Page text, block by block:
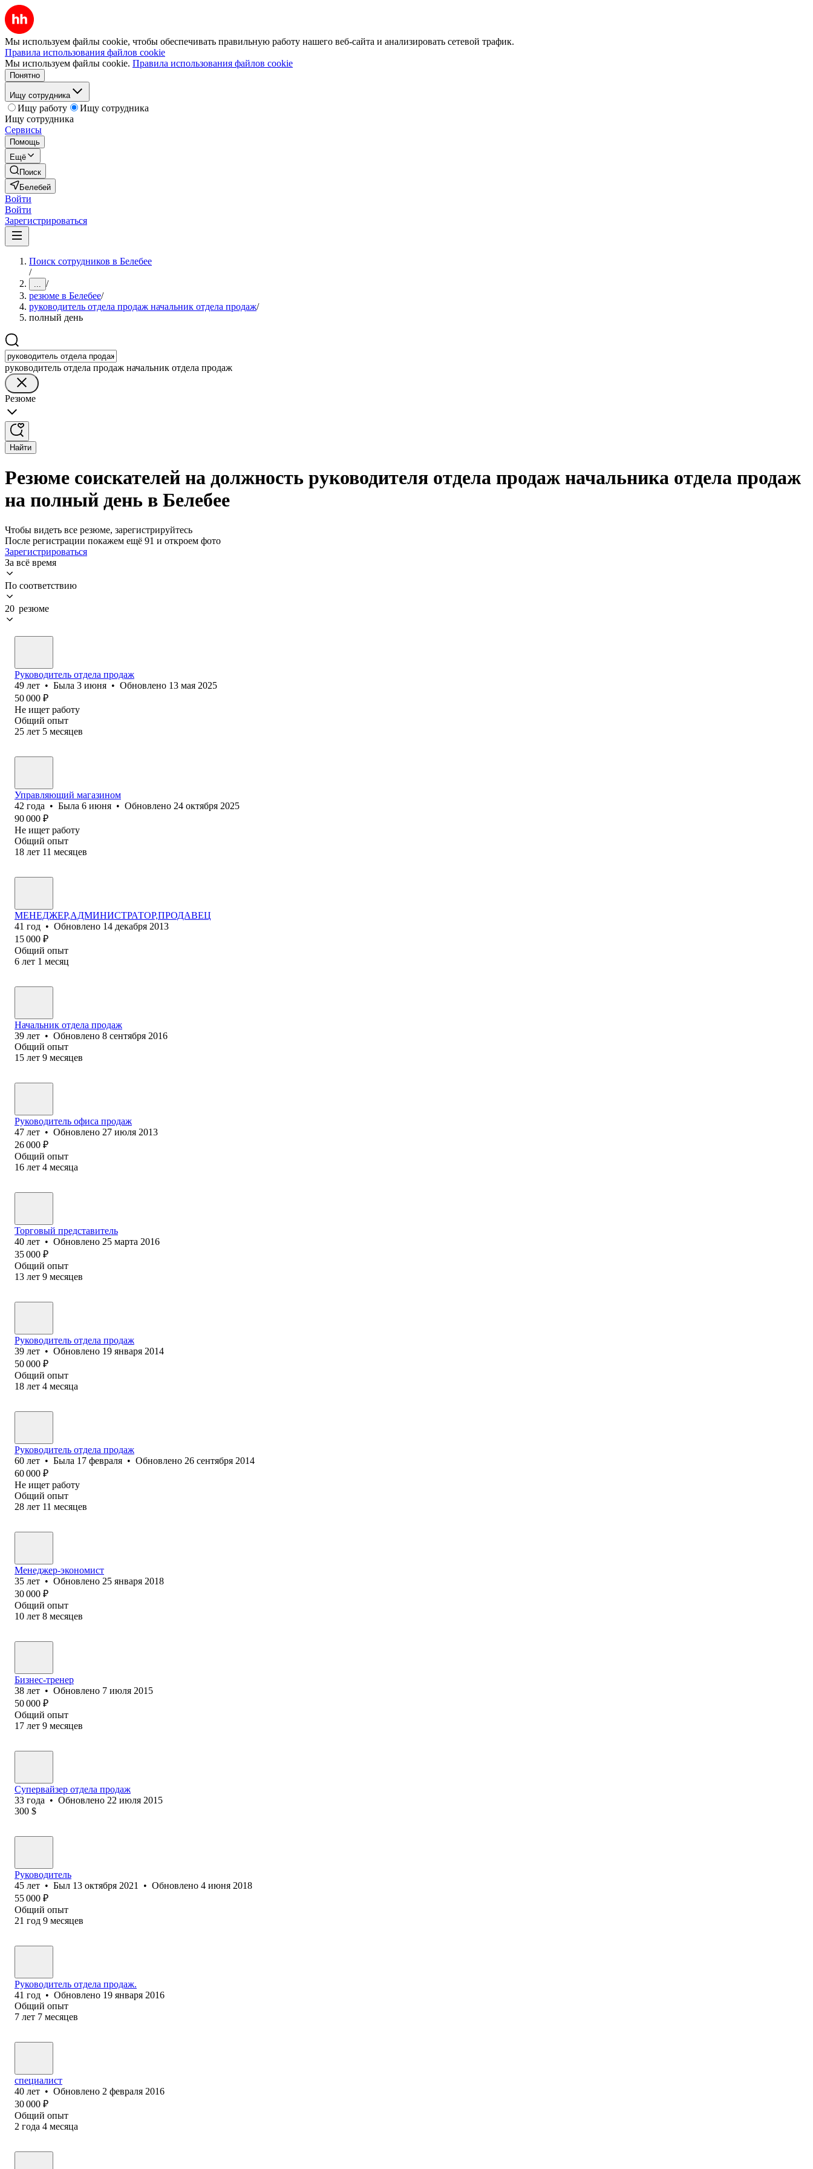
Мы используем файлы cookie, чтобы обеспечивать правильную работу нашего веб-сайта и анализировать сетевой трафик.
Правила использования файлов cookie
Мы используем файлы cookie. Правила использования файлов cookie
Понятно
Ищу сотрудника
Ищу работу
Ищу сотрудника
Ищу сотрудника
Сервисы
Помощь
Ещё
Поиск
Белебей
Войти
Войти
Зарегистрироваться
Поиск сотрудников в Белебее
/
... /
резюме в Белебее/
руководитель отдела продаж начальник отдела продаж/
полный день
руководитель отдела продаж начальник отдела продаж
Резюме
Найти
Резюме соискателей на должность руководителя отдела продаж начальника отдела продаж
на полный день в Белебее
Чтобы видеть все резюме, зарегистрируйтесь
После регистрации покажем ещё 91 и откроем фото
Зарегистрироваться
За всё время
По соответствию
20 резюме
Руководитель отдела продаж
49 лет • Была 3 июня • Обновлено 13 мая 2025
50 000 ₽
Не ищет работу
Общий опыт
25 лет 5 месяцев
Управляющий магазином
42 года • Была 6 июня • Обновлено 24 октября 2025
90 000 ₽
Не ищет работу
Общий опыт
18 лет 11 месяцев
МЕНЕДЖЕР,АДМИНИСТРАТОР,ПРОДАВЕЦ
41 год • Обновлено 14 декабря 2013
15 000 ₽
Общий опыт
6 лет 1 месяц
Начальник отдела продаж
39 лет • Обновлено 8 сентября 2016
Общий опыт
15 лет 9 месяцев
Руководитель офиса продаж
47 лет • Обновлено 27 июля 2013
26 000 ₽
Общий опыт
16 лет 4 месяца
Торговый представитель
40 лет • Обновлено 25 марта 2016
35 000 ₽
Общий опыт
13 лет 9 месяцев
Руководитель отдела продаж
39 лет • Обновлено 19 января 2014
50 000 ₽
Общий опыт
18 лет 4 месяца
Руководитель отдела продаж
60 лет • Была 17 февраля • Обновлено 26 сентября 2014
60 000 ₽
Не ищет работу
Общий опыт
28 лет 11 месяцев
Менеджер-экономист
35 лет • Обновлено 25 января 2018
30 000 ₽
Общий опыт
10 лет 8 месяцев
Бизнес-тренер
38 лет • Обновлено 7 июля 2015
50 000 ₽
Общий опыт
17 лет 9 месяцев
Супервайзер отдела продаж
33 года • Обновлено 22 июля 2015
300 $
Руководитель
45 лет • Был 13 октября 2021 • Обновлено 4 июня 2018
55 000 ₽
Общий опыт
21 год 9 месяцев
Руководитель отдела продаж.
41 год • Обновлено 19 января 2016
Общий опыт
7 лет 7 месяцев
специалист
40 лет • Обновлено 2 февраля 2016
30 000 ₽
Общий опыт
2 года 4 месяца